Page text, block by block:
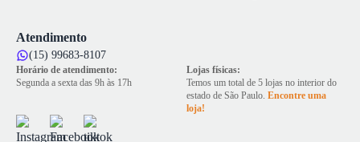
Atendimento
(15) 99683-8107
Horário de atendimento:
Segunda a sexta das 9h às 17h
Lojas físicas:
Temos um total de 5 lojas no interior do
estado de São Paulo. Encontre uma
loja!